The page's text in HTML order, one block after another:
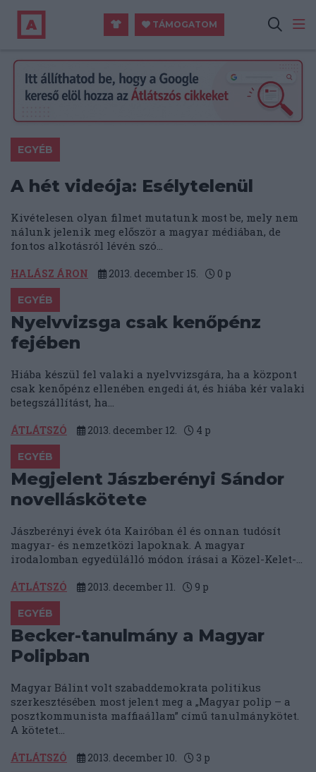
TÁMOGATOM
EGYÉB
A hét videója: Esélytelenül
Kivételesen olyan filmet mutatunk most be, mely nem
nálunk jelenik meg először a magyar médiában, de
fontos alkotásról lévén szó...
HALÁSZ ÁRON 2013. december 15. 0 p
EGYÉB
Nyelvvizsga csak kenőpénz
fejében
Hiába készül fel valaki a nyelvvizsgára, ha a központ
csak kenőpénz ellenében engedi át, és hiába kér valaki
betegszállítást, ha...
ÁTLÁTSZÓ 2013. december 12. 4 p
EGYÉB
Megjelent Jászberényi Sándor
novelláskötete
Jászberényi évek óta Kairóban él és onnan tudósít
magyar- és nemzetközi lapoknak. A magyar
irodalomban egyedülálló módon írásai a Közel-Kelet-...
ÁTLÁTSZÓ 2013. december 11. 9 p
EGYÉB
Becker-tanulmány a Magyar
Polipban
Magyar Bálint volt szabaddemokrata politikus
szerkesztésében most jelent meg a „Magyar polip – a
posztkommunista maffiaállam” című tanulmánykötet.
A kötetet...
ÁTLÁTSZÓ 2013. december 10. 3 p